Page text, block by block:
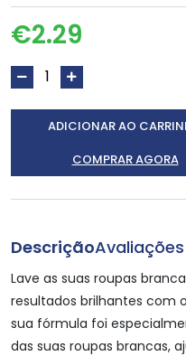
€2.29
ADICIONAR AO
COMPRAR AGORA
Descrição
Lave as suas roupas
resultados brilhantes com
sua fórmula foi
das suas roupas brancas,